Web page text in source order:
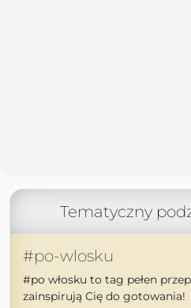
Tematyczny
#po-wlosku
#po włosku to tag pełen
zainspirują Cię do gotowania!